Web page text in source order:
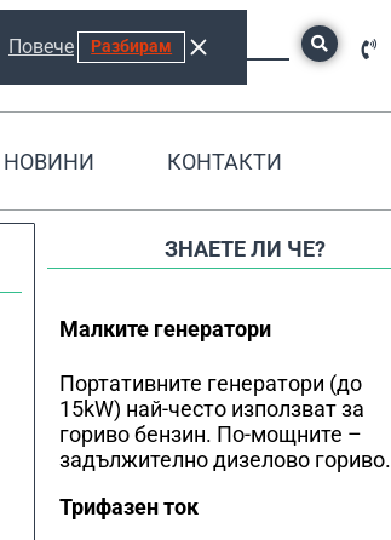
Повече Разбирам
НОВИНИ КОНТАКТИ
ЗНАЕТЕ ЛИ ЧЕ?
Малките генератори
Портативните генератори (до
15kW) най-често използват за
гориво бензин. По-мощните –
задължително дизелово гориво.
Трифазен ток